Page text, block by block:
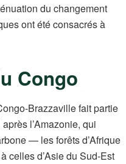
du changement
ont été consacrés à
Congo
Brazzaville fait partie
l’Amazonie, qui
— les forêts d’Afrique
celles d’Asie du Sud-Est